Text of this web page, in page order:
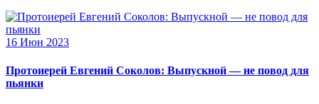
16 Июн 2023
Протоиерей Евгений Соколов: Выпускной — не повод для
пьянки